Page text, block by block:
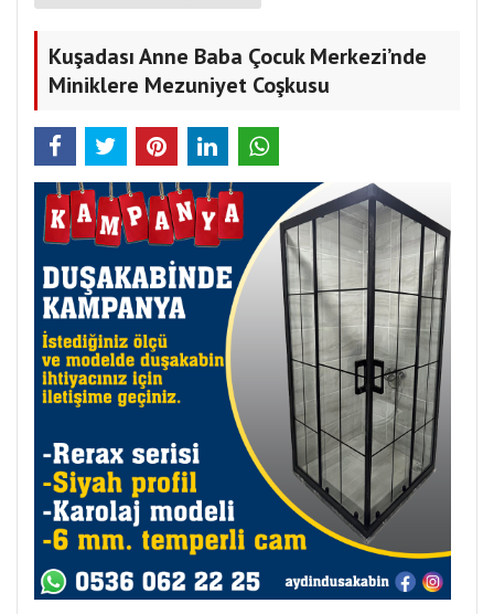
Kuşadası Anne Baba Çocuk Merkezi’nde
Miniklere Mezuniyet Coşkusu